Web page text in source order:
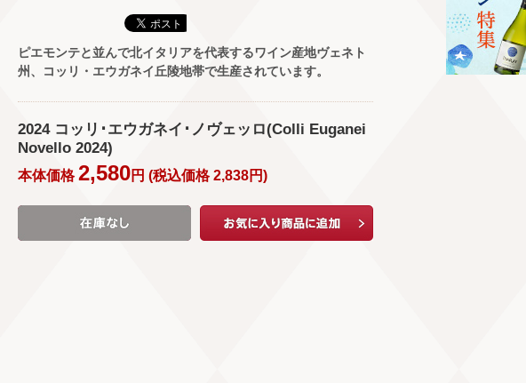
ピエモンテと並んで北イタリアを代表するワイン産地ヴェネト
州、コッリ・エウガネイ丘陵地帯で生産されています。
2024 コッリ･エウガネイ･ノヴェッロ(Colli Euganei
Novello 2024)
本体価格2,580円 (税込価格2,838円)